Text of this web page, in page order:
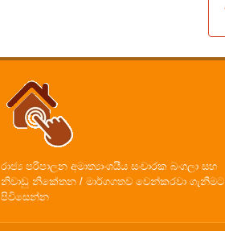
රාජ්‍ය පරිපාලන අමාත්‍යාංශයීය සංචාරක බංගලා සහ
නිවාඩු නිකේතන / මාර්ගගතව වෙන්කරවා ගැනීමට
පිවිසෙන්න